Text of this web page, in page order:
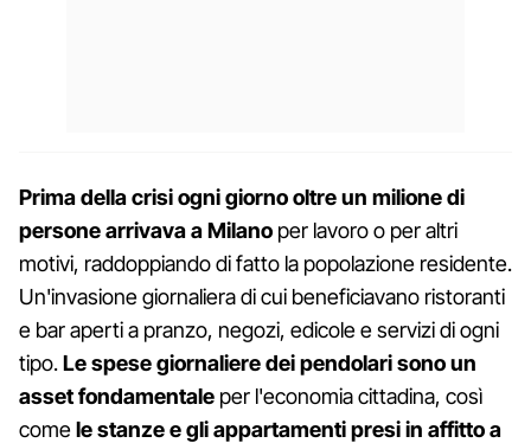
Prima della crisi ogni giorno oltre un milione di
persone arrivava a Milano per lavoro o per altri
motivi, raddoppiando di fatto la popolazione residente.
Un'invasione giornaliera di cui beneficiavano ristoranti
e bar aperti a pranzo, negozi, edicole e servizi di ogni
tipo.Le spese giornaliere dei pendolari sono un
asset fondamentale per l'economia cittadina, così
comele stanze e gli appartamenti presi in affitto a